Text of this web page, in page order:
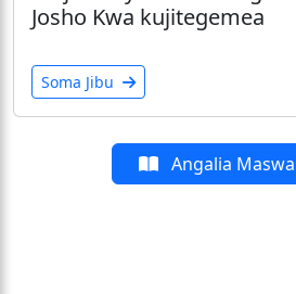
Josho Kwa kujitegemea
Soma Jibu
Angalia